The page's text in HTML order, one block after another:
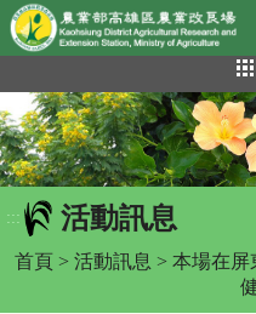
網頁置頂
到
主
要
內
容
區
::: 活動訊息
首頁 > 活動訊息 > 本場在屏